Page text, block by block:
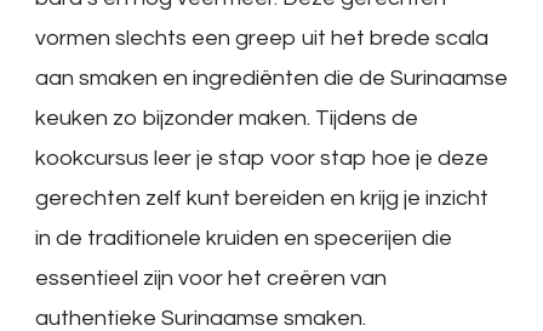
vormen slechts een greep uit het brede scala
aan smaken en ingrediënten die de Surinaamse
keuken zo bijzonder maken. Tijdens de
kookcursus leer je stap voor stap hoe je deze
gerechten zelf kunt bereiden en krijg je inzicht
in de traditionele kruiden en specerijen die
essentieel zijn voor het creëren van
authentieke Surinaamse smaken.